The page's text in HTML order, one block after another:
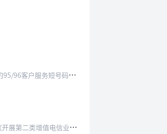
展自有业务的相关服务。
可事项告知承诺审批试点…